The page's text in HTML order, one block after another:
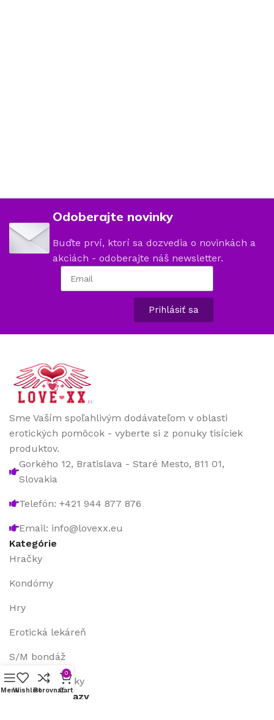
Odoberajte novinky
Buďte prví, ktorí sa dozvedia o novinkách a
akciách - odoberajte náš newsletter.
Prihlásiť sa
Sme Vaším spoľahlivým dodávateľom v oblasti
erotických pomôcok - vyberte si z ponuky tisíciek
produktov.
Gorkého 12, Bratislava - Staré Mesto, 811 01,
Slovakia
Telefón: +421 944 877 876
Email: info@lovexx.eu
Kategórie
Hračky
Kondómy
Hry
Erotická lekáreň
S/M bondáž
Ostatné položky
Užitočné odkazy
MenuWishlistPorovnať
0
Cart